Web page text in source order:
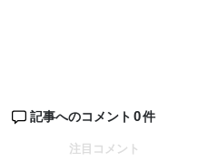
記事へのコメント 0件
注目コメント